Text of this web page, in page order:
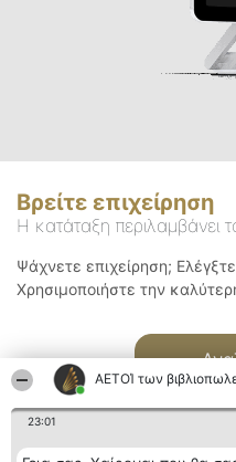
ΑΕΤΟΊ των
23:01
Βρείτε επιχείρηση
Η κατάταξη περιλαμβάνει
Ψάχνετε επιχείρηση;
Χρησιμοποιήστε την